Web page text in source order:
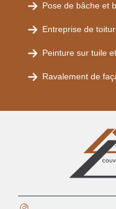
Pose de bâche et
Entreprise de
Peinture sur tuile
Ravalement de